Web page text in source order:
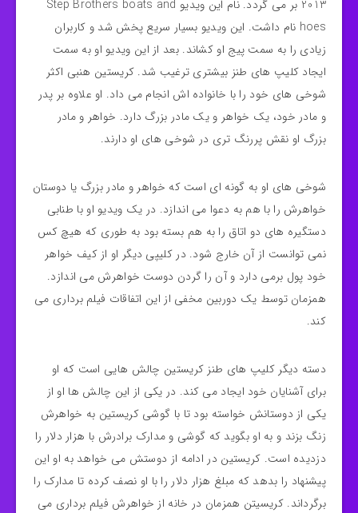
2013 بر می گردد. نام این ویدیو Step Brothers boats and
hoes نام داشت. این ویدیو بسیار سریع پخش شد و کاربران
زیادی را به سمت پیج او کشاند. بعد از این ویدیو او به سمت
ایجاد کلیپ های طنز بیشتری ترغیب شد. کریستین هنبی اکثر
شوخی های خود را با خانواده اش انجام می داد. او علاوه بر پدر
و مادر خود، یک خواهر و یک مادر بزرگ دارد. خواهر و مادر
بزرگ او نقش پررنگ تری در شوخی های او دارند.
شوخی های او به گونه ای است که خواهر و مادر بزرگ یا دوستان
خواهرش را با هم به دعوا می اندازد. در یک ویدیو او با طنابی
دستگیره های دو اتاق را به هم بسته بود به طوری که هیچ کس
نمی توانست از آن خارج شود. در کلیپی دیگر او از کیف خواهر
خود پول برمی دارد و آن را گردن دوست خواهرش می اندازد.
همزمان توسط یک دوربین مخفی از این اتفاقات فیلم برداری می
کند.
دسته دیگر کلیپ های طنز کریستین چالش هایی است که او
برای آشنایان خود ایجاد می کند. در یکی از این چالش ها او از
یکی از دوستانش خواسته بود تا با گوشی کریستین به خواهرش
زنگ بزند و به او بگوید که گوشی و مدارک برادرش با هزار دلار را
دزدیده است. کریستین در ادامه از دوستش می خواهد به او این
پیشنهاد را بدهد که مبلغ هزار دلار را با او نصف کرده تا مدارک را
برگرداند. کریسیتن همزمان در خانه از خواهرش فیلم برداری می